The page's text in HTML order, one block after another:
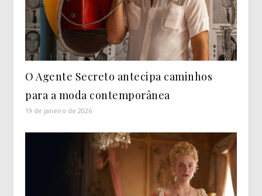
O Agente Secreto antecipa caminhos
para a moda contemporânea
19 de janeiro de 2026